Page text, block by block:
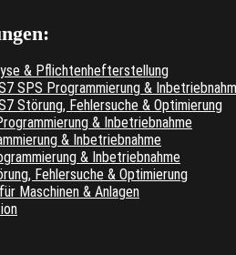
& Pflichtenhefterstellung
SPS Programmierung &
Störung, Fehlersuche & Optimierung
& Inbetriebnahme
& Inbetriebnahme
& Inbetriebnahme
Fehlersuche & Optimierung
Maschinen & Anlagen